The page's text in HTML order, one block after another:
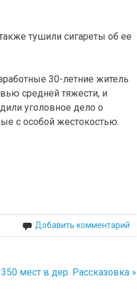
тушили сигареты об ее
30-летние житель
средней тяжести, и
уголовное дело о
с особой жестокостью.
Добавить комментарий
мест в дер. Рассказовка »